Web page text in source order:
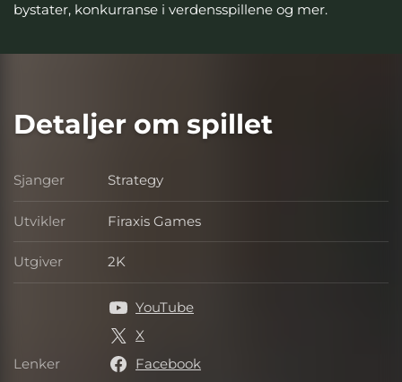
bystater, konkurranse i verdensspillene og mer.
Detaljer om spillet
Sjanger Sjanger
Strategy
Utvikler Utvikler
Firaxis Games
Utgiver Utgiver
2K
Lenker Lenker
YouTube
X
Facebook